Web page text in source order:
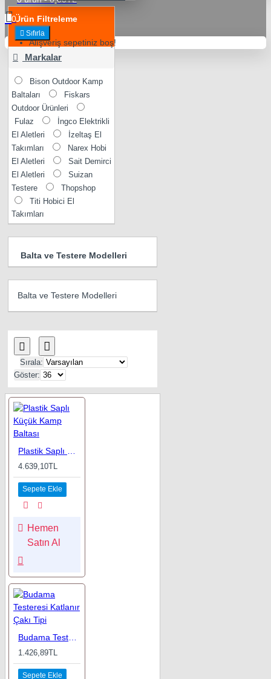
0
Alışveriş sepetiniz boş!
Ürün Filtreleme
Sıfırla
Markalar
Bison Outdoor Kamp
Baltaları
Fiskars
Outdoor Ürünleri
Fulaz
İngco Elektrikli
El Aletleri
İzeltaş El
Takımları
Narex Hobi
El Aletleri
Sait Demirci
El Aletleri
Suizan
Testere
Thopshop
Titi Hobici El
Takımları
Balta ve Testere Modelleri
Balta ve Testere Modelleri
Sırala:
Göster:
Plastik Saplı Küçük Kamp Baltası
4.639,10TL
Sepete Ekle
Hemen
Satın Al
Budama Testeresi Katlanır Çakı Tipi
1.426,89TL
Sepete Ekle